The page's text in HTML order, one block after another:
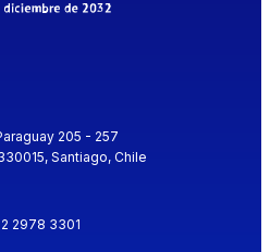
205 - 257
Santiago, Chile
2978 3301